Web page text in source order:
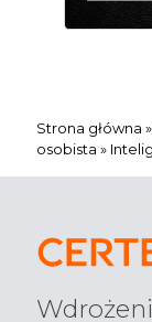
Strona główna »
osobista »